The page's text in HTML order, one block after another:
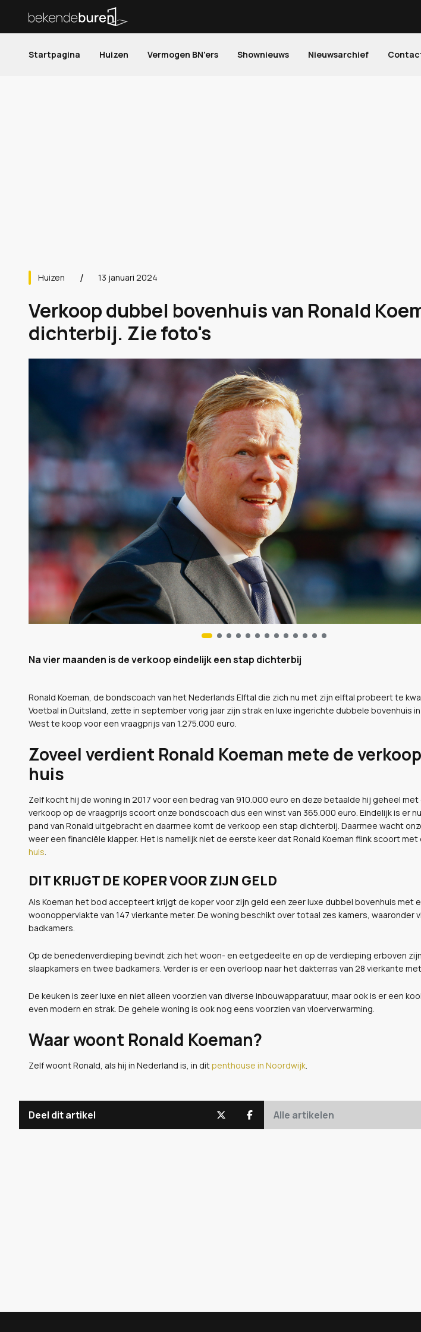
Startpagina Huizen Vermogen BN'ers Shownieuws Nieuwsarchief
Huizen 13 januari 2024
Verkoop dubbel bovenhuis van Ronald
dichterbij. Zie foto's
Na vier maanden is de verkoop eindelijk een stap dichterbij
Ronald Koeman, de bondscoach van het Nederlands Elftal die zich nu met zijn elftal probeert te
Voetbal in Duitsland, zette in september vorig jaar zijn strak en luxe ingerichte dubbele bovenhuis
West te koop voor een vraagprijs van 1.275.000 euro.
Zoveel verdient Ronald Koeman mete de
huis
Zelf kocht hij de woning in 2017 voor een bedrag van 910.000 euro en deze betaalde hij geheel met
verkoop op de vraagprijs scoort onze bondscoach dus een winst van 365.000 euro. Eindelijk is er
pand van Ronald uitgebracht en daarmee komt de verkoop een stap dichterbij. Daarmee wacht
weer een financiële klapper. Het is namelijk niet de eerste keer dat Ronald Koeman flink scoort met
huis
DIT KRIJGT DE KOPER VOOR ZIJN GELD
Als Koeman het bod accepteert krijgt de koper voor zijn geld een zeer luxe dubbel bovenhuis met
woonoppervlakte van 147 vierkante meter. De woning beschikt over totaal zes kamers, waaronder
badkamers.
Op de benedenverdieping bevindt zich het woon- en eetgedeelte en op de verdieping erboven
slaapkamers en twee badkamers. Verder is er een overloop naar het dakterras van 28 vierkante
De keuken is zeer luxe en niet alleen voorzien van diverse inbouwapparatuur, maar ook is er een
even modern en strak. De gehele woning is ook nog eens voorzien van vloerverwarming.
Waar woont Ronald Koeman?
Zelf woont Ronald, als hij in Nederland is, in ditpenthouse in Noordwijk
Deel dit artikel Alle artikelen